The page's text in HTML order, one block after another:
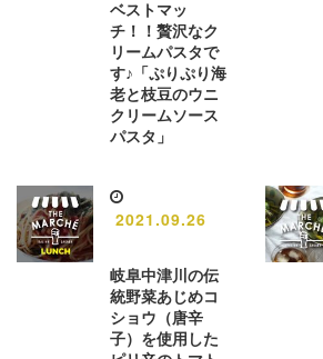
ベストマッ
チ！！贅沢なク
リームパスタで
す♪「ぷりぷり海
老と枝豆のウニ
クリームソース
パスタ」
2021.09.26
岐阜中津川の伝
統野菜あじめコ
ショウ（唐辛
子）を使用した